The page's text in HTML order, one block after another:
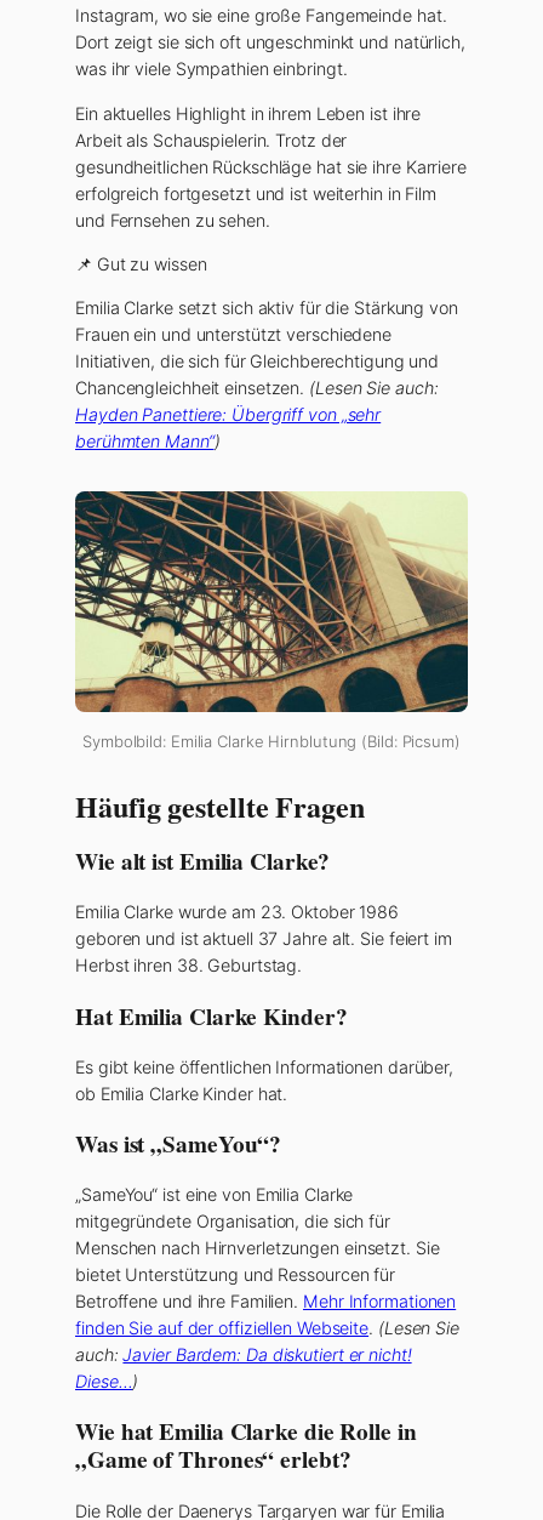
Instagram, wo sie eine große Fangemeinde hat.
Dort zeigt sie sich oft ungeschminkt und natürlich,
was ihr viele Sympathien einbringt.
Ein aktuelles Highlight in ihrem Leben ist ihre
Arbeit als Schauspielerin. Trotz der
gesundheitlichen Rückschläge hat sie ihre Karriere
erfolgreich fortgesetzt und ist weiterhin in Film
und Fernsehen zu sehen.
📌 Gut zu wissen
Emilia Clarke setzt sich aktiv für die Stärkung von
Frauen ein und unterstützt verschiedene
Initiativen, die sich für Gleichberechtigung und
Chancengleichheit einsetzen. (Lesen Sie auch:
Hayden Panettiere: Übergriff von „sehr
berühmten Mann“)
Symbolbild: Emilia Clarke Hirnblutung (Bild: Picsum)
Häufig gestellte Fragen
Wie alt ist Emilia Clarke?
Emilia Clarke wurde am 23. Oktober 1986
geboren und ist aktuell 37 Jahre alt. Sie feiert im
Herbst ihren 38. Geburtstag.
Hat Emilia Clarke Kinder?
Es gibt keine öffentlichen Informationen darüber,
ob Emilia Clarke Kinder hat.
Was ist „SameYou“?
„SameYou“ ist eine von Emilia Clarke
mitgegründete Organisation, die sich für
Menschen nach Hirnverletzungen einsetzt. Sie
bietet Unterstützung und Ressourcen für
Betroffene und ihre Familien. Mehr Informationen
finden Sie auf der offiziellen Webseite. (Lesen Sie
auch:Javier Bardem: Da diskutiert er nicht!
Diese…)
Wie hat Emilia Clarke die Rolle in
„Game of Thrones“ erlebt?
Die Rolle der Daenerys Targaryen war für Emilia